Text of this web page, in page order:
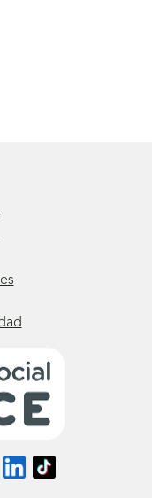
Síguenos
en
Síguenos
en